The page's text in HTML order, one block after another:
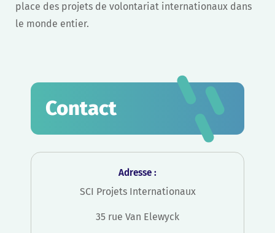
place des projets de volontariat internationaux dans
le monde entier.
Contact
Adresse :
SCI Projets Internationaux
35 rue Van Elewyck